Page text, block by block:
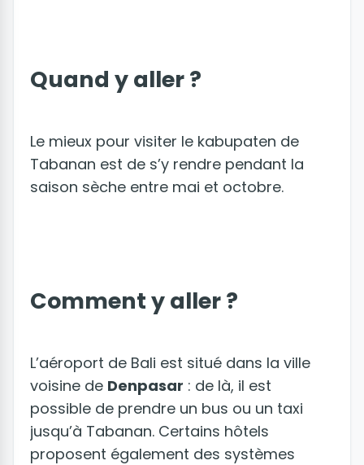
Quand y aller ?
Le mieux pour visiter le kabupaten de
Tabanan est de s’y rendre pendant la
saison sèche entre mai et octobre.
Comment y aller ?
L’aéroport de Bali est situé dans la ville
voisine de Denpasar : de là, il est
possible de prendre un bus ou un taxi
jusqu’à Tabanan. Certains hôtels
proposent également des systèmes